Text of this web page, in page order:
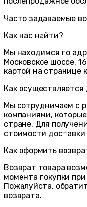
Часто задаваемые
Как нас найти?
Мы находимся по
Московское шоссе,
картой на странице
Как осуществляется
Мы сотрудничаем с
компаниями,
стране. Для
стоимости
Как оформить
Возврат товара
момента покупки
Пожалуйста,
возврата.